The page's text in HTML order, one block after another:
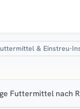
& Einstreu-
Futtermittel nach